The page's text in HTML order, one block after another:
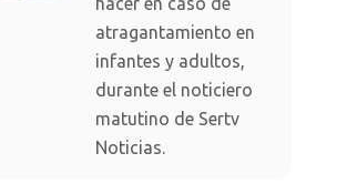
atragantamiento en
infantes y adultos,
durante el noticiero
matutino de Sertv
Noticias.